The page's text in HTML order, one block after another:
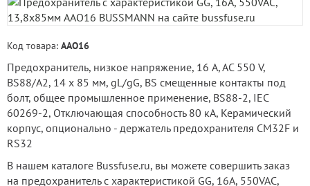
Код товара: AAO16
Предохранитель, низкое напряжение, 16 A, AC 550 V,
BS88/A2, 14 x 85 мм, gL/gG, BS смещенные контакты под
болт, общее промышленное применение, BS88-2, IEC
60269-2, Отключающая способность 80 кА, Керамический
корпус, опционально - держатель предохранителя CM32F и
RS32
В нашем каталоге Bussfuse.ru, вы можете совершить заказ
на предохранитель с характеристикой GG, 16А, 550VAC,